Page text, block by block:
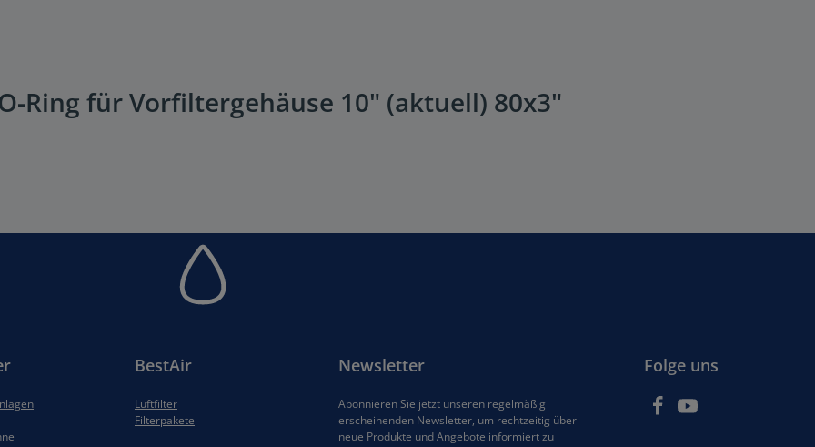
Ring für Vorfiltergehäuse 10" (aktuell) 80x3"
BestAir
Luftfilter
Filterpakete
Newsletter
Abonnieren Sie jetzt unseren regelmäßig
erscheinenden Newsletter, um rechtzeitig über
neue Produkte und Angebote informiert zu
Folge uns